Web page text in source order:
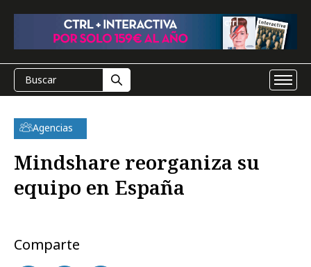
Agencias
Mindshare reorganiza su
equipo en España
Comparte